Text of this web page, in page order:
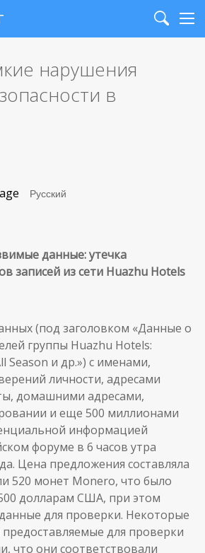
Search
нарушения
в
данные: утечка
записей из сети Huazhu Hotels
(под заголовком «Данные о
группы Huazhu Hotels:
Season и др.») с именами,
личности, адресами
домашними адресами,
и еще 500 миллионами
информацией
форуме в 6 часов утра
Цена предложения составляла
520 монет Monero, что было
долларам США, при этом
для проверки. Некоторые
для проверки
что они соответствовали